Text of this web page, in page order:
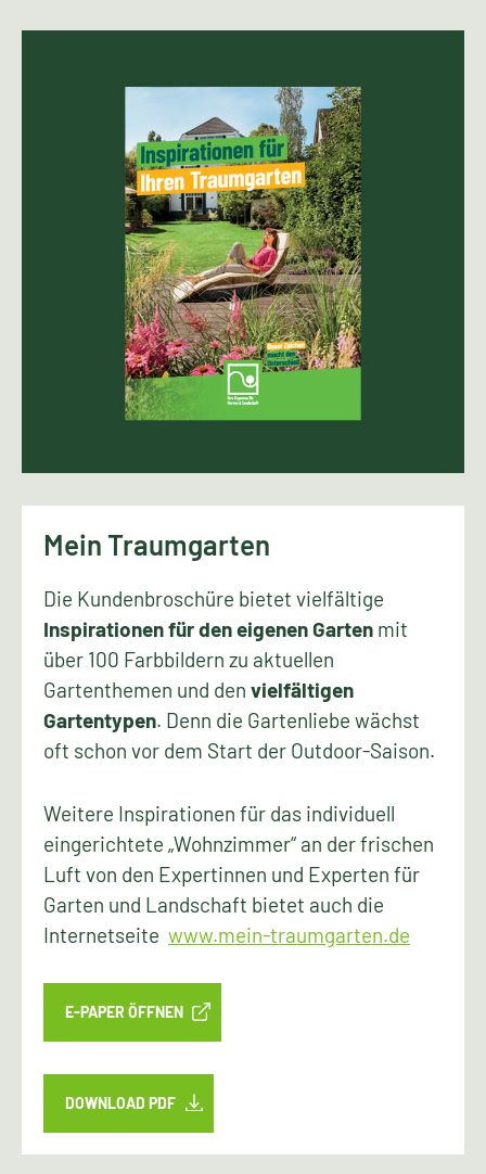
Mein Traumgarten
Die Kundenbroschüre bietet vielfältige
Inspirationen für den eigenen Garten mit
über 100 Farbbildern zu aktuellen
Gartenthemen und den vielfältigen
Gartentypen. Denn die Gartenliebe wächst
oft schon vor dem Start der Outdoor-Saison.
Weitere Inspirationen für das individuell
eingerichtete „Wohnzimmer“ an der frischen
Luft von den Expertinnen und Experten für
Garten und Landschaft bietet auch die
Internetseite www.mein-traumgarten.de
E-PAPER ÖFFNEN
DOWNLOAD PDF